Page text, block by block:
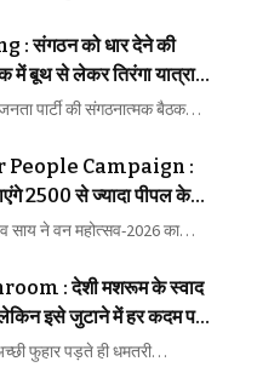
: संगठन को धार देने की
में बूथ से लेकर तिरंगा यात्रा
पार्टी की संगठनात्मक बैठक…
People Campaign :
2500 से ज्यादा पीपल के
ने शुरू किया अभियान
साय ने वन महोत्सव-2026 का…
: देशी मशरूम के स्वाद
इसे जुटाने में हर कदम पर
फुहार पड़ते ही धमतरी…